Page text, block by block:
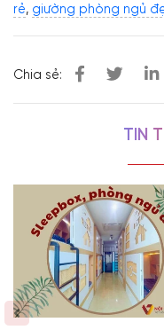
rẻ, giường phòng ngủ
Chia sẻ:
TIN